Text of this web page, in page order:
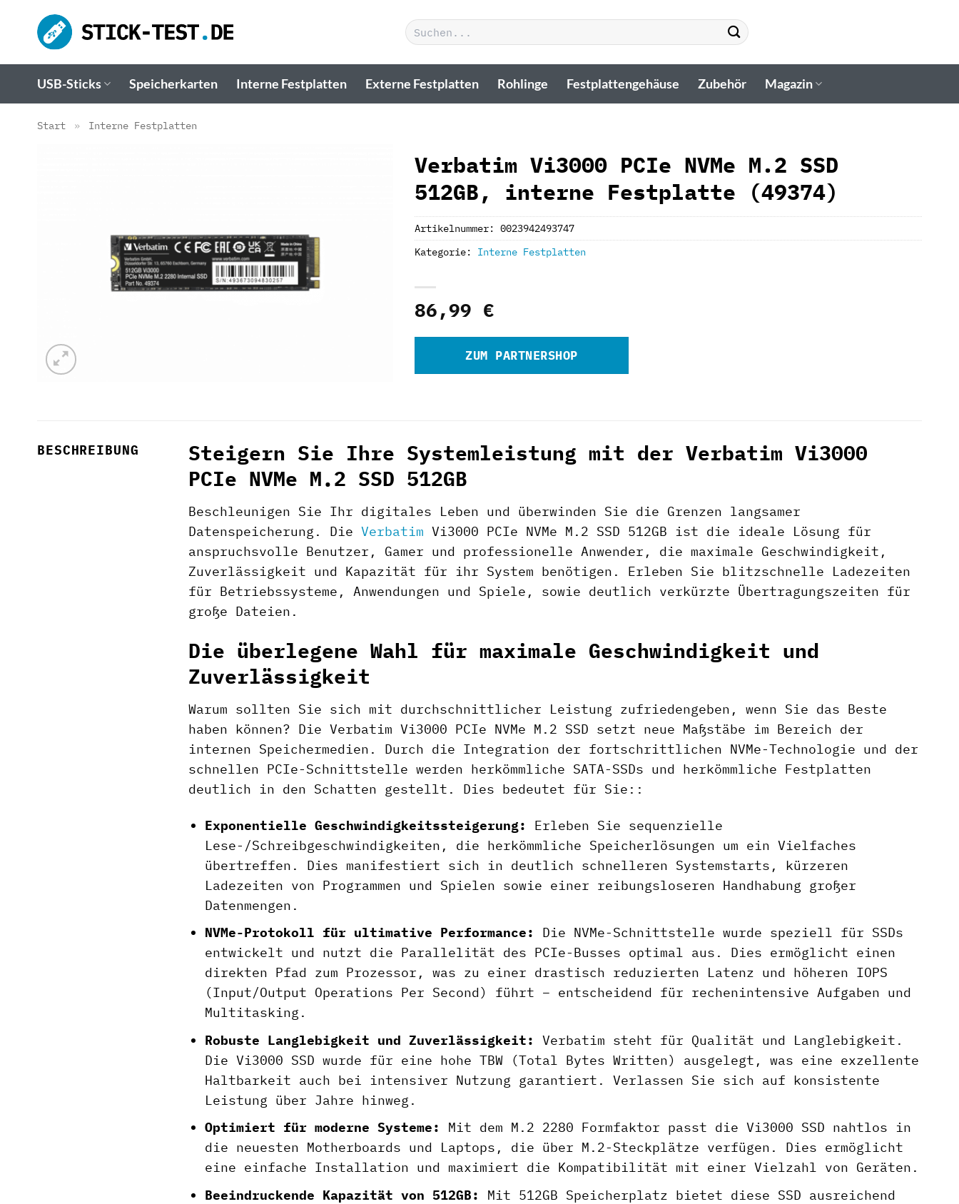
Inhalt
springen
Suchen
nach:
USB-Sticks Speicherkarten Interne Festplatten Externe Festplatten Rohlinge Festplattengehäuse Zubehör Magazin
Start » Interne Festplatten
Verbatim Vi3000 PCIe NVMe M.2 SSD
512GB, interne Festplatte (49374)
86,99 €
ZUM PARTNERSHOP
Artikelnummer:0023942493747
Kategorie: Interne Festplatten
BESCHREIBUNG
Steigern Sie Ihre Systemleistung mit der Verbatim Vi3000
PCIe NVMe M.2 SSD 512GB
Beschleunigen Sie Ihr digitales Leben und überwinden Sie die Grenzen langsamer
Datenspeicherung. Die Verbatim Vi3000 PCIe NVMe M.2 SSD 512GB ist die ideale Lösung für
anspruchsvolle Benutzer, Gamer und professionelle Anwender, die maximale Geschwindigkeit,
Zuverlässigkeit und Kapazität für ihr System benötigen. Erleben Sie blitzschnelle Ladezeiten
für Betriebssysteme, Anwendungen und Spiele, sowie deutlich verkürzte Übertragungszeiten für
große Dateien.
Die überlegene Wahl für maximale Geschwindigkeit und
Zuverlässigkeit
Warum sollten Sie sich mit durchschnittlicher Leistung zufriedengeben, wenn Sie das Beste
haben können? Die Verbatim Vi3000 PCIe NVMe M.2 SSD setzt neue Maßstäbe im Bereich der
internen Speichermedien. Durch die Integration der fortschrittlichen NVMe-Technologie und der
schnellen PCIe-Schnittstelle werden herkömmliche SATA-SSDs und herkömmliche Festplatten
deutlich in den Schatten gestellt. Dies bedeutet für Sie::
Exponentielle Geschwindigkeitssteigerung:
Erleben Sie sequenzielle
Lese-/Schreibgeschwindigkeiten, die herkömmliche Speicherlösungen um ein Vielfaches
übertreffen. Dies manifestiert sich in deutlich schnelleren Systemstarts, kürzeren
Ladezeiten von Programmen und Spielen sowie einer reibungsloseren Handhabung großer
Datenmengen.
NVMe-Protokoll für ultimative Performance:
Die NVMe-Schnittstelle wurde speziell für SSDs
entwickelt und nutzt die Parallelität des PCIe-Busses optimal aus. Dies ermöglicht einen
direkten Pfad zum Prozessor, was zu einer drastisch reduzierten Latenz und höheren IOPS
(Input/Output Operations Per Second) führt – entscheidend für rechenintensive Aufgaben und
Multitasking.
Robuste Langlebigkeit und Zuverlässigkeit:
Verbatim steht für Qualität und Langlebigkeit.
Die Vi3000 SSD wurde für eine hohe TBW (Total Bytes Written) ausgelegt, was eine exzellente
Haltbarkeit auch bei intensiver Nutzung garantiert. Verlassen Sie sich auf konsistente
Leistung über Jahre hinweg.
Optimiert für moderne Systeme:
Mit dem M.2 2280 Formfaktor passt die Vi3000 SSD nahtlos in
die neuesten Motherboards und Laptops, die über M.2-Steckplätze verfügen. Dies ermöglicht
eine einfache Installation und maximiert die Kompatibilität mit einer Vielzahl von Geräten.
Beeindruckende Kapazität von 512GB:
Mit 512GB Speicherplatz bietet diese SSD ausreichend